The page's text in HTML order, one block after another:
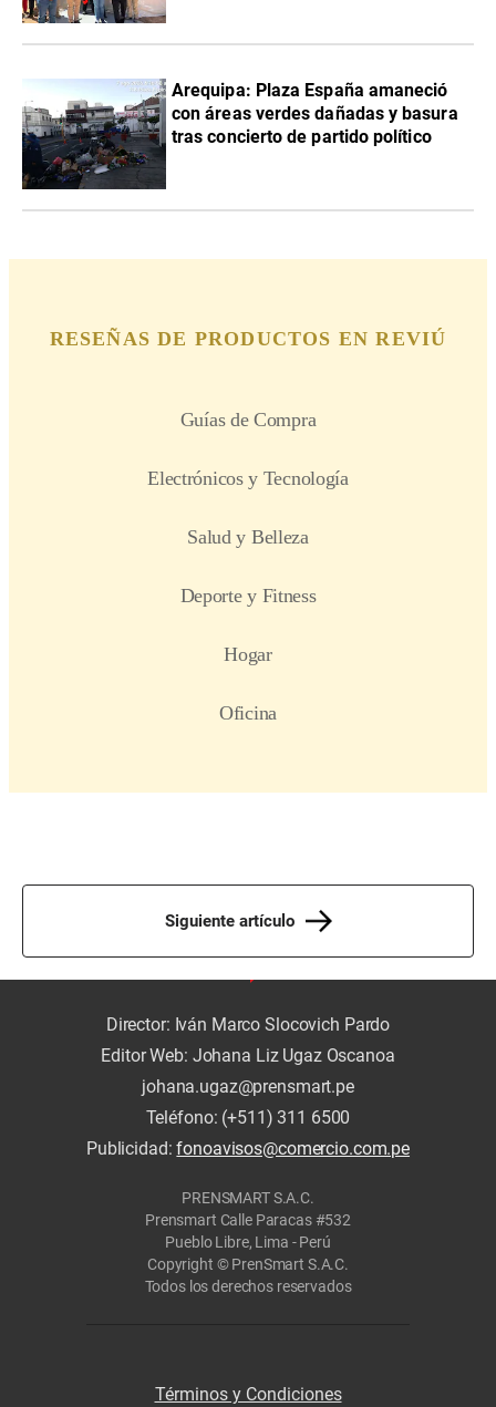
Arequipa: Plaza España amaneció
con áreas verdes dañadas y basura
tras concierto de partido político
Siguiente artículo
Director: Iván Marco Slocovich Pardo
Editor Web: Johana Liz Ugaz Oscanoa
johana.ugaz@prensmart.pe
Teléfono: (+511) 311 6500
Publicidad:fonoavisos@comercio.com.pe
PRENSMART S.A.C.
Prensmart Calle Paracas #532
Pueblo Libre, Lima - Perú
Copyright © PrenSmart S.A.C.
Todos los derechos reservados
Términos y Condiciones